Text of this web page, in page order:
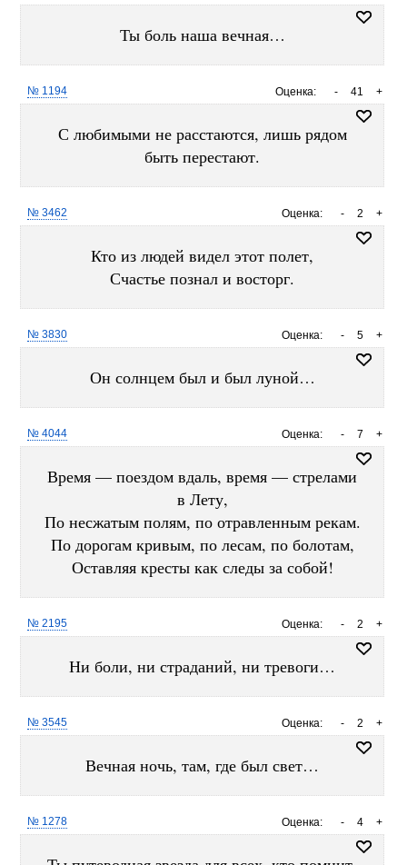
Ты боль наша вечная…
Оценка: +
41
-
№ 1194
С любимыми не расстаются, лишь рядом
быть перестают.
Оценка: +
2
-
№ 3462
Кто из людей видел этот полет,
Счастье познал и восторг.
Оценка: +
5
-
№ 3830
Он солнцем был и был луной…
Оценка: +
7
-
№ 4044
Время — поездом вдаль, время — стрелами
в Лету,
По несжатым полям, по отравленным рекам.
По дорогам кривым, по лесам, по болотам,
Оставляя кресты как следы за собой!
Оценка: +
2
-
№ 2195
Ни боли, ни страданий, ни тревоги…
Оценка: +
2
-
№ 3545
Вечная ночь, там, где был свет…
Оценка: +
4
-
№ 1278